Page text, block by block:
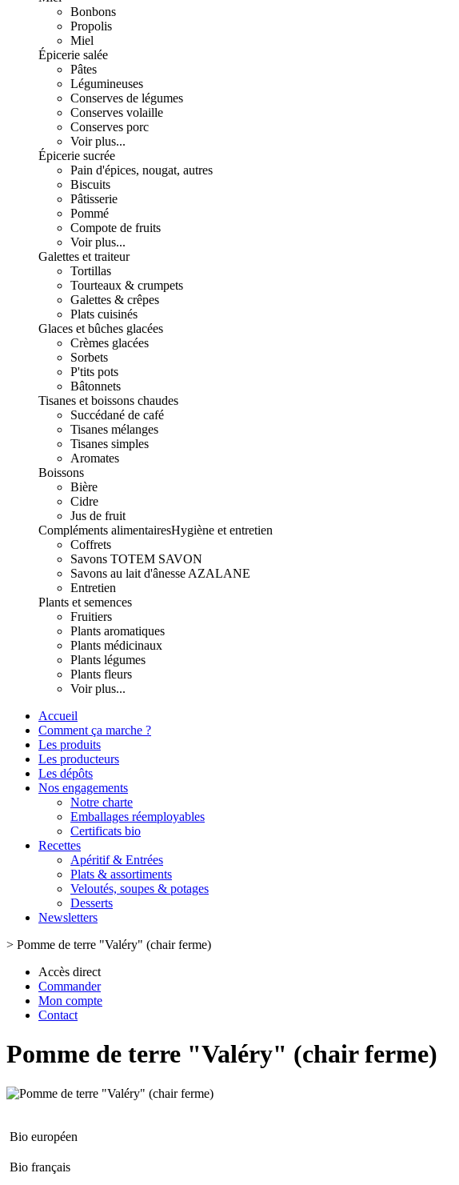
Bonbons
Propolis
Miel
Épicerie salée
Pâtes
Légumineuses
Conserves de légumes
Conserves volaille
Conserves porc
Voir plus...
Épicerie sucrée
Pain d'épices, nougat, autres
Biscuits
Pâtisserie
Pommé
Compote de fruits
Voir plus...
Galettes et traiteur
Tortillas
Tourteaux & crumpets
Galettes & crêpes
Plats cuisinés
Glaces et bûches glacées
Crèmes glacées
Sorbets
P'tits pots
Bâtonnets
Tisanes et boissons chaudes
Succédané de café
Tisanes mélanges
Tisanes simples
Aromates
Boissons
Bière
Cidre
Jus de fruit
Compléments alimentairesHygiène et entretien
Coffrets
Savons TOTEM SAVON
Savons au lait d'ânesse AZALANE
Entretien
Plants et semences
Fruitiers
Plants aromatiques
Plants médicinaux
Plants légumes
Plants fleurs
Voir plus...
Accueil
Comment ça marche ?
Les produits
Les producteurs
Les dépôts
Nos engagements
Notre charte
Emballages réemployables
Certificats bio
Recettes
Apéritif & Entrées
Plats & assortiments
Veloutés, soupes & potages
Desserts
Newsletters
> Pomme de terre "Valéry" (chair ferme)
Accès direct
Commander
Mon compte
Contact
Pomme de terre "Valéry" (chair ferme)
Bio européen
Bio français